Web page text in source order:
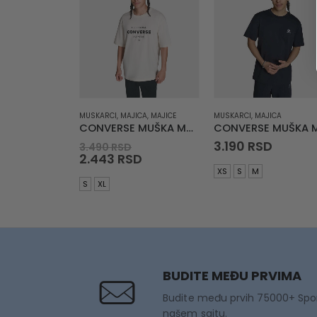
MUSKARCI, MAJICA, MAJICE
CONVERSE MUŠKA MAJICA Chuck Taylor All Star T-Shirt
3.490RSD
price
2.443 RSD
S XL
MUSKARCI, MAJICA
3.190 RSD
XS S M
BUDITE MEĐU PRVIMA
Budite među prvih 75000+
našem sajtu.